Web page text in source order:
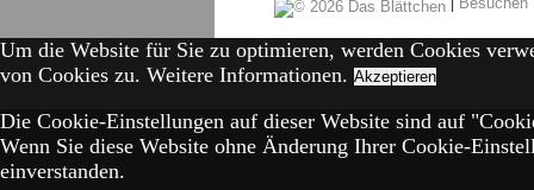
Um die Website für Sie zu optimieren, werden Cookies
von Cookies zu. Weitere Informationen. Akzeptieren
Die Cookie-Einstellungen auf dieser Website sind auf
Wenn Sie diese Website ohne Änderung Ihrer Cookie-
einverstanden.